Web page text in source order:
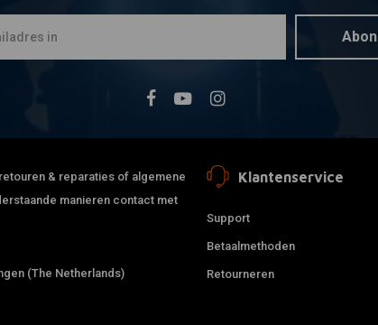
& reparaties of algemene
manieren contact met
(The Netherlands)
Klantenservice
Support
Betaalmethoden
Retourneren